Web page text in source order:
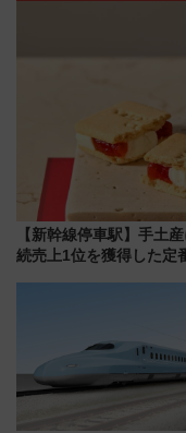
【新幹線停車駅】手土
続売上1位を獲得した定